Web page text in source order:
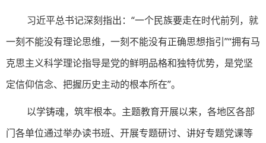
习近平总书记深刻指出：“一个民族要走在时代前列，就
一刻不能没有理论思维，一刻不能没有正确思想指引”“拥有马
克思主义科学理论指导是党的鲜明品格和独特优势，是党坚
定信仰信念、把握历史主动的根本所在”。
以学铸魂，筑牢根本。主题教育开展以来，各地区各部
门各单位通过举办读书班、开展专题研讨、讲好专题党课等